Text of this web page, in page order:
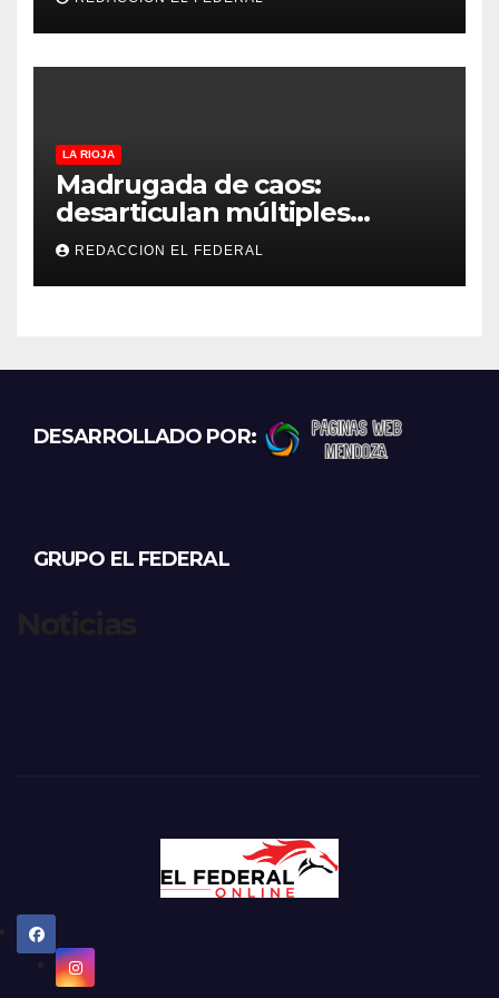
medición: “la empresa
factura lo que lee, no lo que
estima”
LA RIOJA
Madrugada de caos:
desarticulan múltiples
“rodadas” y detienen a
motociclistas violentos
REDACCION EL FEDERAL
DESARROLLADO POR:
GRUPO EL FEDERAL